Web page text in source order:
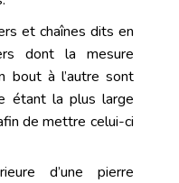
et chaînes dits en
dont la mesure
bout à l’autre sont
étant la plus large
de mettre celui-ci
d’une pierre